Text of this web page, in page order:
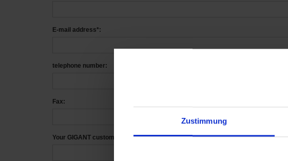
Zustimmung
E-mail address*:
telephone number:
Fax:
Your GIGANT customer no: